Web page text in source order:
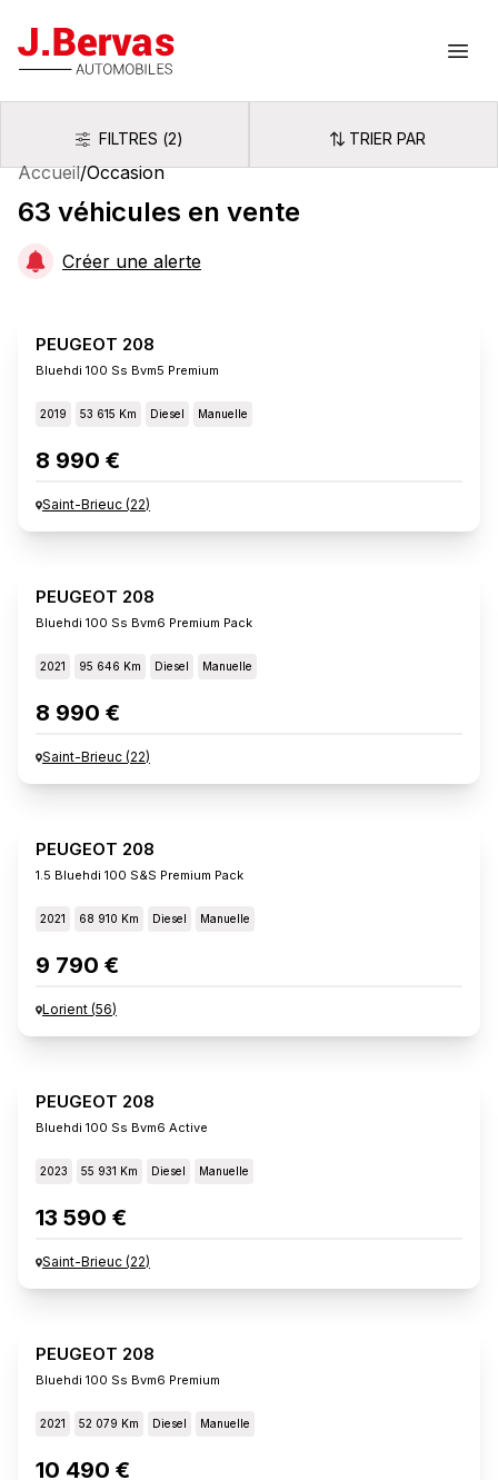
J.Bervas
FiltresFILTRES (2) Trier par
TRIER PAR
Accueil/Occasion
63 véhicules en vente
Créer une alerte
PEUGEOT 208
Bluehdi 100 Ss Bvm5 Premium
2019 53 615 Km Diesel Manuelle
8 990 €
Saint-Brieuc (22)
PEUGEOT 208
Bluehdi 100 Ss Bvm6 Premium Pack
2021 95 646 Km Diesel Manuelle
8 990 €
Saint-Brieuc (22)
PEUGEOT 208
1.5 Bluehdi 100 S&s Premium Pack
2021 68 910 Km Diesel Manuelle
9 790 €
Lorient (56)
PEUGEOT 208
Bluehdi 100 Ss Bvm6 Active
2023 55 931 Km Diesel Manuelle
13 590 €
Saint-Brieuc (22)
PEUGEOT 208
Bluehdi 100 Ss Bvm6 Premium
2021 52 079 Km Diesel Manuelle
10 490 €